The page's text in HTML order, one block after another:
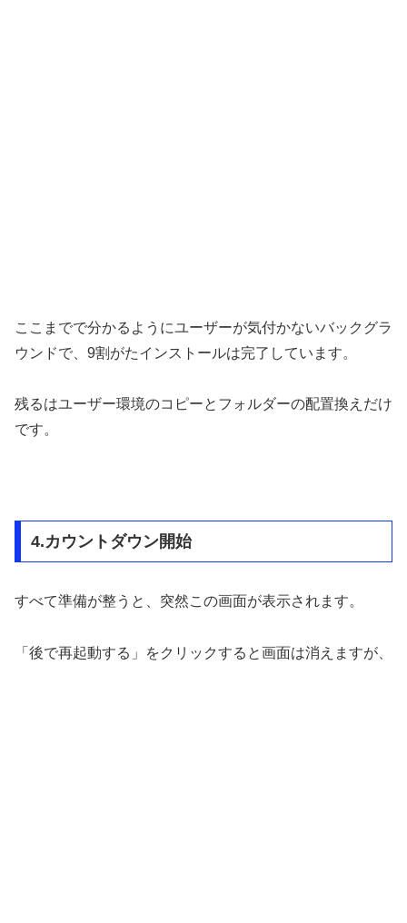
ここまでで分かるようにユーザーが気付かないバックグラ
ウンドで、9割がたインストールは完了しています。
残るはユーザー環境のコピーとフォルダーの配置換えだけ
です。
4.カウントダウン開始
すべて準備が整うと、突然この画面が表示されます。
「後で再起動する」をクリックすると画面は消えますが、